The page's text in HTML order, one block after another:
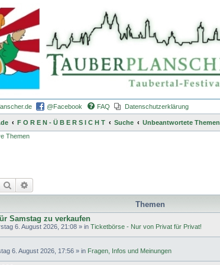
@Facebook FAQ Datenschutzerklärung
F O R E N - Ü B E R S I C H T Suche Unbeantwortete Themen
Themen
Suche
Themen
Samstag zu verkaufen
6. August 2026, 21:08 » in Ticketbörse - Nur von Privat für Privat!
6. August 2026, 17:56 » in Fragen, Infos und Meinungen